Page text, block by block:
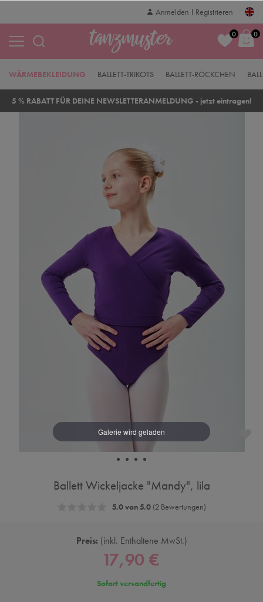
Anmelden Registrieren
0 0
BALLETT-RÖCKCHEN
BALLETT-TRIKOTS
WÄRMEBEKLEIDUNG
5 % RABATT FÜR DEINE NEWSLETTERANMELDUNG - jetzt eintragen!
Ballett Wickeljacke "Mandy", lila
5.0 von 5.0(2 Bewertungen)
Preis: inkl. Enthaltene MwSt.
17,90 €
Sofort versandfertig